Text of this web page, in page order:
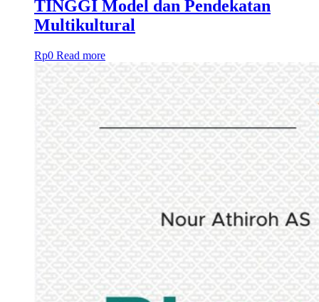
TINGGI Model dan Pendekatan
Multikultural
Rp0 Read more